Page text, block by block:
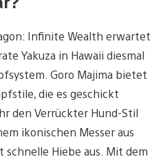
Infinite Wealth erwartet
Yakuza in Hawaii diesmal
Goro Majima bietet
die es geschickt
den Verrückter Hund-Stil
ikonischen Messer aus
Hiebe aus. Mit dem